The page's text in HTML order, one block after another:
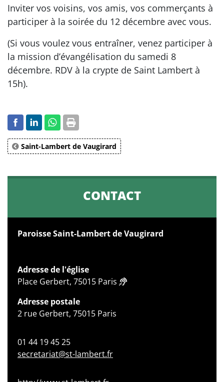
Inviter vos voisins, vos amis, vos commerçants à
participer à la soirée du 12 décembre avec vous.
(Si vous voulez vous entraîner, venez participer à
la mission d’évangélisation du samedi 8
décembre. RDV à la crypte de Saint Lambert à
15h).
Saint-Lambert de Vaugirard
CONTACT
Paroisse Saint-Lambert de Vaugirard
Adresse de l'église
Place Gerbert, 75015 Paris
Adresse postale
2 rue Gerbert, 75015 Paris
01 44 19 45 25
secretariat@st-lambert.fr